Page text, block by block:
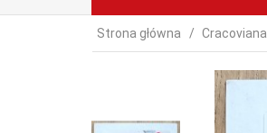
Strona główna Cracoviana